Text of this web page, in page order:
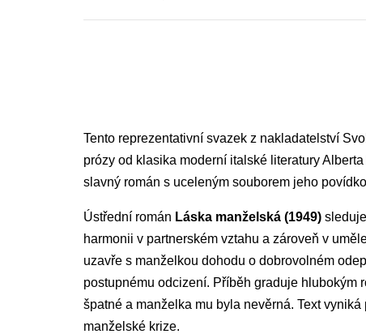
Tento reprezentativní svazek z nakladatelství
prózy od klasika moderní italské literatury
slavný román s uceleným souborem jeho
Ústřední román Láska manželská (1949)
harmonii v partnerském vztahu a zároveň v
uzavře s manželkou dohodu o dobrovolném
postupnému odcizení. Příběh graduje
špatné a manželka mu byla nevěrná. Text
manželské krize.